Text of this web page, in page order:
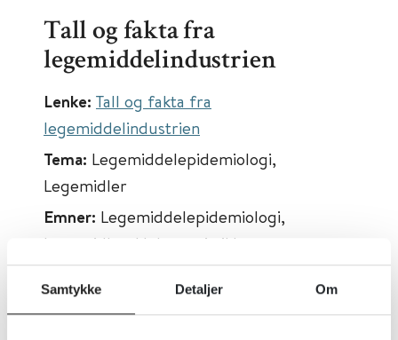
Samtykke Detaljer Om
Tall og fakta fra
legemiddelindustrien
Lenke: Tall og fakta fra
legemiddelindustrien
Tema: Legemiddelepidemiologi,
Legemidler
Emner: Legemiddelepidemiologi,
Legemidler, Helsestatistikk
Utgiver: Legemiddelindustrien